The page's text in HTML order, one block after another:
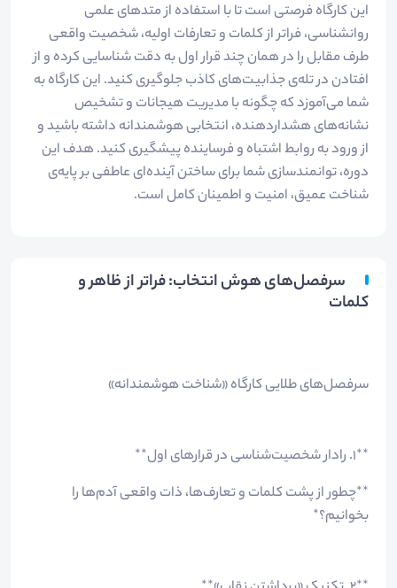
این کارگاه فرصتی است تا با استفاده از متدهای علمی
روانشناسی، فراتر از کلمات و تعارفات اولیه، شخصیت واقعی
طرف مقابل را در همان چند قرار اول به دقت شناسایی کرده و از
افتادن در تله‌ی جذابیت‌های کاذب جلوگیری کنید. این کارگاه به
شما می‌آموزد که چگونه با مدیریت هیجانات و تشخیص
نشانه‌های هشداردهنده، انتخابی هوشمندانه داشته باشید و
از ورود به روابط اشتباه و فرساینده پیشگیری کنید. هدف این
دوره، توانمندسازی شما برای ساختن آینده‌ای عاطفی بر پایه‌ی
شناخت عمیق، امنیت و اطمینان کامل است.
سرفصل‌های هوش انتخاب: فراتر از ظاهر و
کلمات
سرفصل‌های طلایی کارگاه «شناخت هوشمندانه»
**۱. رادار شخصیت‌شناسی در قرارهای اول**
**چطور از پشت کلمات و تعارف‌ها، ذات واقعی آدم‌ها را
بخوانیم؟*